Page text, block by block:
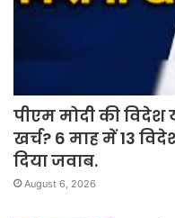
पीएम मोदी की
खर्च? 6 माह में 13
दिया जवाब.
August 6, 2026